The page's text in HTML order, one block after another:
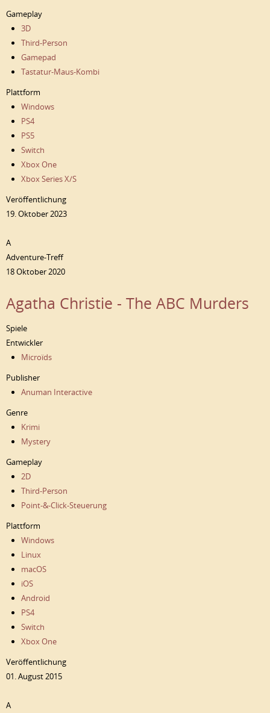
Gameplay
3D
Third-Person
Gamepad
Tastatur-Maus-Kombi
Plattform
Windows
PS4
PS5
Switch
Xbox One
Xbox Series X/S
Veröffentlichung
19. Oktober 2023
A
Adventure-Treff
18 Oktober 2020
Agatha Christie - The ABC Murders
Spiele
Entwickler
Microïds
Publisher
Anuman Interactive
Genre
Krimi
Mystery
Gameplay
2D
Third-Person
Point-&-Click-Steuerung
Plattform
Windows
Linux
macOS
iOS
Android
PS4
Switch
Xbox One
Veröffentlichung
01. August 2015
A